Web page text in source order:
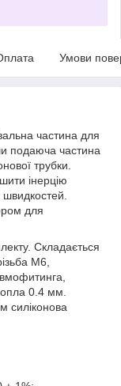
Умови
частина для
подаюча частина
трубки.
інерцію
швидкостей.
для
Складається
М6,
0.4 мм.
силіконова